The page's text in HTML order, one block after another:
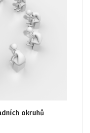
okruhů